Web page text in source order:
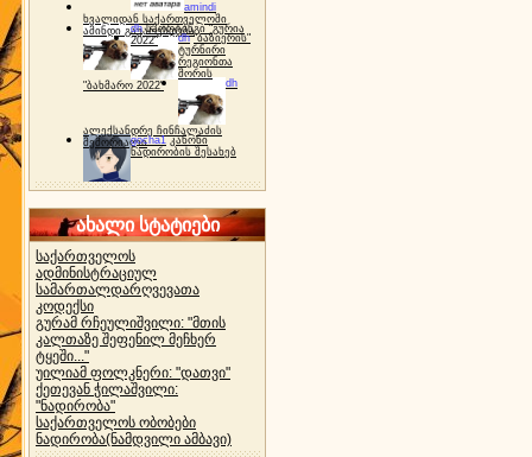
amindi
ხვალიდან საქართველოში
ამინდი გაუარესდება
dh სპორტინგი "გურია
2022"
dh "ბაზიერის"
ტურნირი
რეგიონთა
შორის
"ბახმარო 2022"
dh
ალექსანდრე ჩინჩალაძის
მემორიალიgocha1 კანონი
ნადირობის შესახებ
ახალი სტატიები
საქართველოს
ადმინისტრაციულ
სამართალდარღვევათა
კოდექსი
გურამ რჩეულიშვილი: "მთის
კალთაზე შეფენილ მეჩხერ
ტყეში..."
უილიამ ფოლკნერი: "დათვი"
ქეთევან ჭილაშვილი:
"ნადირობა"
საქართველოს ობობები
ნადირობა(ნამდვილი ამბავი)